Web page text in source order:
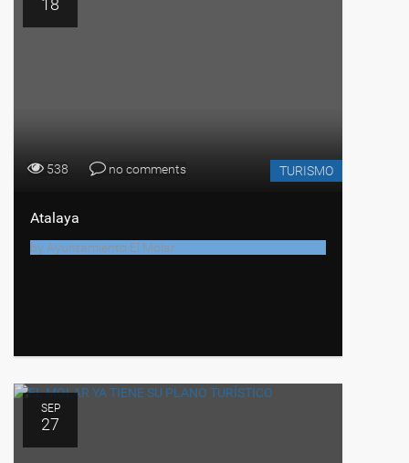
18
538 no comments TURISMO
Atalaya
by Ayuntamiento El Molar
SEP
27